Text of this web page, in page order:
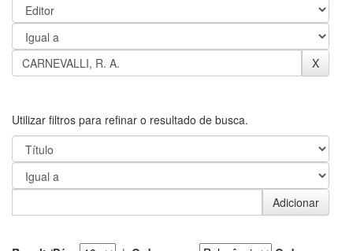
Utilizar filtros para refinar o resultado de busca.